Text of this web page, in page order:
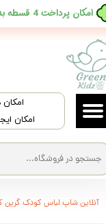
امکان
حساب کاربری من
تغییر گذر واژه
سفارشات
خروج از حساب
​امکان پرداخت 4 قسطه بدون کارمزد، در ترب پی فعال شد
آنلاین شاپ لباس کودک گرین